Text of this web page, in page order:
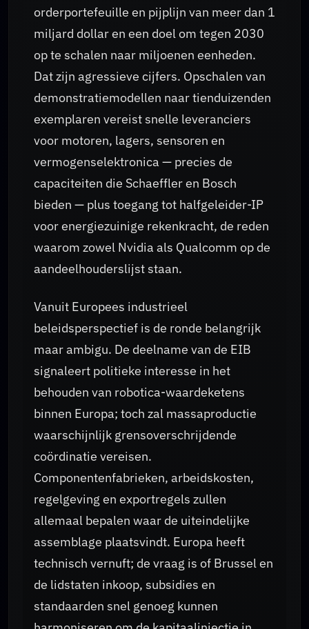
orderportefeuille en pijplijn van meer dan 1
miljard dollar en een doel om tegen 2030
op te schalen naar miljoenen eenheden.
Dat zijn agressieve cijfers. Opschalen van
demonstratiemodellen naar tienduizenden
exemplaren vereist snelle leveranciers
voor motoren, lagers, sensoren en
vermogenselektronica — precies de
capaciteiten die Schaeffler en Bosch
bieden — plus toegang tot halfgeleider-IP
voor energiezuinige rekenkracht, de reden
waarom zowel Nvidia als Qualcomm op de
aandeelhouderslijst staan.
Vanuit Europees industrieel
beleidsperspectief is de ronde belangrijk
maar ambigu. De deelname van de EIB
signaleert politieke interesse in het
behouden van robotica-waardeketens
binnen Europa; toch zal massaproductie
waarschijnlijk grensoverschrijdende
coördinatie vereisen.
Componentenfabrieken, arbeidskosten,
regelgeving en exportregels zullen
allemaal bepalen waar de uiteindelijke
assemblage plaatsvindt. Europa heeft
technisch vernuft; de vraag is of Brussel en
de lidstaten inkoop, subsidies en
standaarden snel genoeg kunnen